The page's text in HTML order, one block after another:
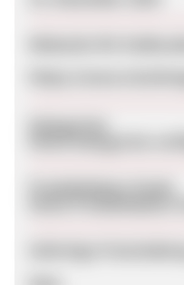
Kategorien
Produktdaten-Feeds